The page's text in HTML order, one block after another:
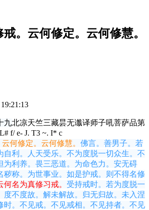
。云何修定。云何修慧。
九北凉天竺三藏昙无谶译师子吼菩萨品第
f/ e- J. T3 ~. I* c
何修定。云何修慧。 佛言。善男子。若
自利。人天受乐。不为度脱一切众生。不
为利养。畏三恶道。为命色力。安无碍
秽称。为世事业。如是护戒。则不得名修
何名为真修习戒。 受持戒时。若为度脱一
度不度故。解未解故。归无归故。未入涅
时。不见戒。不见戒相。不见持者。不见